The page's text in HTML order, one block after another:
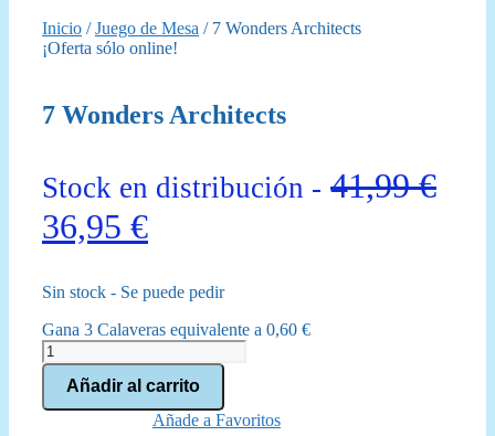
Inicio /Juego de Mesa / 7 Wonders Architects
¡Oferta sólo online!
7 Wonders Architects
Stock en distribución - 41,99€
El
original
era:
41,99 €.
36,95 €El
actual
es:
36,95 €.
Sin stock - Se puede pedir
Gana 3 Calaveras equivalente a 0,60 €
7
Wonders
Architects
cantidad
Añadir al carrito
Añade a Favoritos